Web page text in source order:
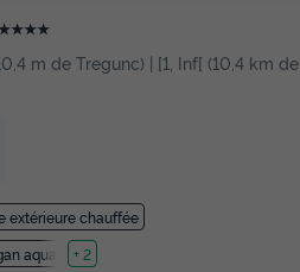
★★★★
m de Tregunc) | [1, Inf[ (10,4 km de
extérieure chauffée
aquatique
+ 2